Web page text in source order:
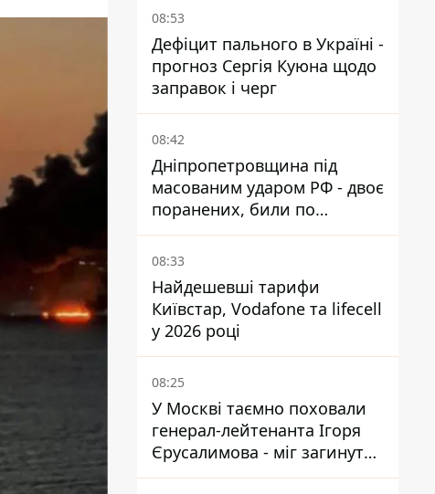
08:53
Дефіцит пального в Україні -
прогноз Сергія Куюна щодо
заправок і черг
08:42
Дніпропетровщина під
масованим ударом РФ - двоє
поранених, били по
Нікопольщині та
Синельниківщині
08:33
Найдешевші тарифи
Київстар, Vodafone та lifecell
у 2026 році
08:25
У Москві таємно поховали
генерал-лейтенанта Ігоря
Єрусалимова - міг загинути
від вибуху в ресторані